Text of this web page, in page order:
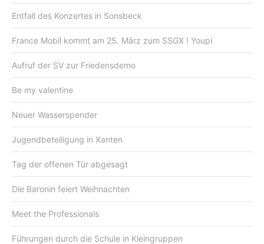
Entfall des Konzertes in Sonsbeck
France Mobil kommt am 25. März zum SSGX ! Youpi
Aufruf der SV zur Friedensdemo
Be my valentine
Neuer Wasserspender
Jugendbeteiligung in Xanten
Tag der offenen Tür abgesagt
Die Baronin feiert Weihnachten
Meet the Professionals
Führungen durch die Schule in Kleingruppen